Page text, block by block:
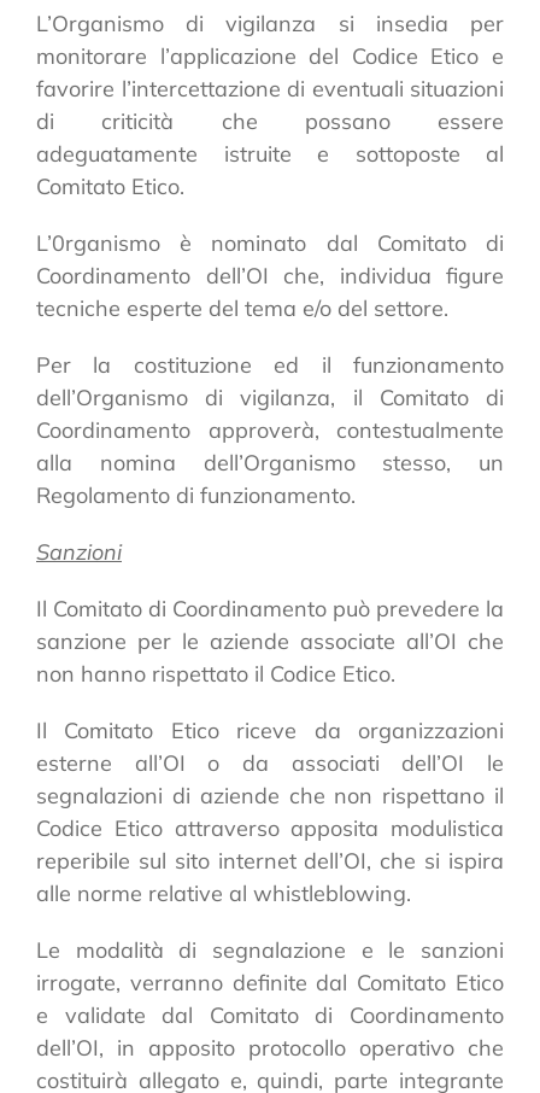
L’Organismo di vigilanza si insedia per
monitorare l’applicazione del Codice Etico e
favorire l’intercettazione di eventuali situazioni
di criticità che possano essere
adeguatamente istruite e sottoposte al
Comitato Etico.
L’0rganismo è nominato dal Comitato di
Coordinamento dell’OI che, individua figure
tecniche esperte del tema e/o del settore.
Per la costituzione ed il funzionamento
dell’Organismo di vigilanza, il Comitato di
Coordinamento approverà, contestualmente
alla nomina dell’Organismo stesso, un
Regolamento di funzionamento.
Sanzioni
Il Comitato di Coordinamento può prevedere la
sanzione per le aziende associate all’OI che
non hanno rispettato il Codice Etico.
Il Comitato Etico riceve da organizzazioni
esterne all’OI o da associati dell’OI le
segnalazioni di aziende che non rispettano il
Codice Etico attraverso apposita modulistica
reperibile sul sito internet dell’OI, che si ispira
alle norme relative al whistleblowing.
Le modalità di segnalazione e le sanzioni
irrogate, verranno definite dal Comitato Etico
e validate dal Comitato di Coordinamento
dell’OI, in apposito protocollo operativo che
costituirà allegato e, quindi, parte integrante